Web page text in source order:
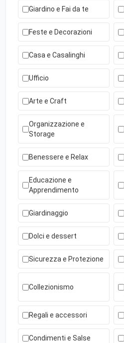
Giardino e Fai da te
Feste e Decorazioni
Casa e Casalinghi
Ufficio
Arte e Craft
Organizzazione e
Storage
Benessere e Relax
Educazione e
Apprendimento
Giardinaggio
Dolci e dessert
Sicurezza e Protezione
Collezionismo
Regali e accessori
Condimenti e Salse